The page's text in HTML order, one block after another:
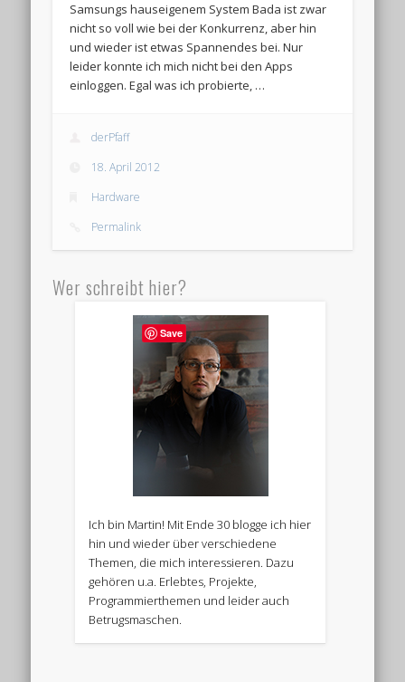
Samsungs hauseigenem System Bada ist zwar
nicht so voll wie bei der Konkurrenz, aber hin
und wieder ist etwas Spannendes bei. Nur
leider konnte ich mich nicht bei den Apps
einloggen. Egal was ich probierte, …
derPfaff
18. April 2012
Hardware
Permalink
Wer schreibt hier?
Ich bin Martin! Mit Ende 30 blogge ich hier
hin und wieder über verschiedene
Themen, die mich interessieren. Dazu
gehören u.a. Erlebtes, Projekte,
Programmierthemen und leider auch
Betrugsmaschen.
Save